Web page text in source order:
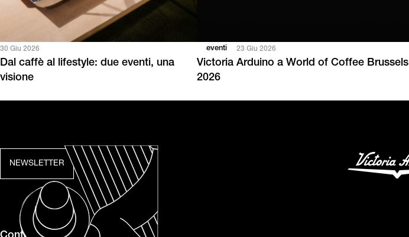
30 Giu 2026
Dal caffè al lifestyle: due eventi, una
visione
eventi 23 Giu 2026
Victoria Arduino a World of Coffee Brussels
2026
NEWSLETTER